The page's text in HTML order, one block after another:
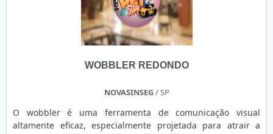
WOBBLER REDONDO
NOVASINSEG/ SP
O wobbler é uma ferramenta de comunicação visual
altamente eficaz, especialmente projetada para atrair a